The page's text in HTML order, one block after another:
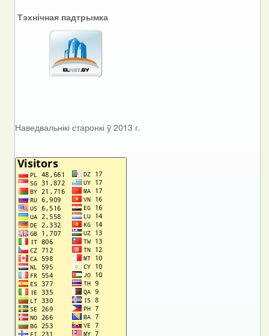
Тэхнічная падтрымка
Наведвальнікі старонкі ў 2013 г.